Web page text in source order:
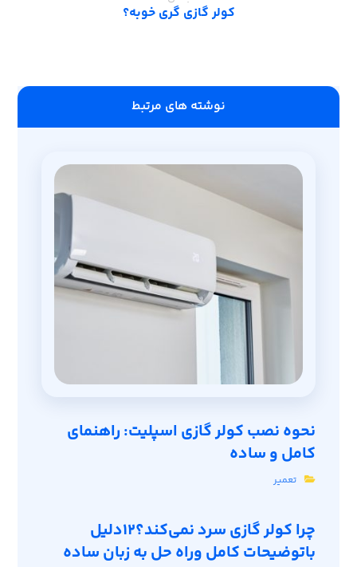
کولر گازی گری خوبه؟
‫نوشته های مرتبط
نحوه نصب کولر گازی اسپلیت: راهنمای
کامل و ساده
تعمیر
چرا کولر گازی سرد نمی‌کند؟12دلیل
باتوضیحات کامل وراه حل به زبان ساده